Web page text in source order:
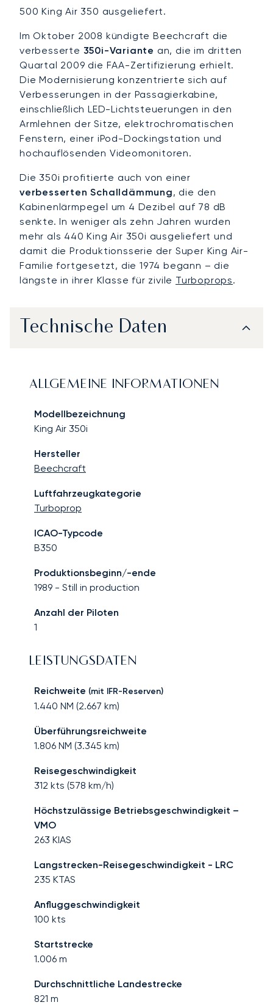
500 King Air 350 ausgeliefert.
Im Oktober 2008 kündigte Beechcraft die
verbesserte 350i-Variante an, die im dritten
Quartal 2009 die FAA-Zertifizierung erhielt.
Die Modernisierung konzentrierte sich auf
Verbesserungen in der Passagierkabine,
einschließlich LED-Lichtsteuerungen in den
Armlehnen der Sitze, elektrochromatischen
Fenstern, einer iPod-Dockingstation und
hochauflösenden Videomonitoren.
Die 350i profitierte auch von einer
verbesserten Schalldämmung, die den
Kabinenlärmpegel um 4 Dezibel auf 78 dB
senkte. In weniger als zehn Jahren wurden
mehr als 440 King Air 350i ausgeliefert und
damit die Produktionsserie der Super King Air-
Familie fortgesetzt, die 1974 begann – die
längste in ihrer Klasse für zivile Turboprops.
Technische Daten
ALLGEMEINE INFORMATIONEN
Modellbezeichnung
King Air 350i
Hersteller
Beechcraft
Luftfahrzeugkategorie
Turboprop
ICAO-Typcode
B350
Produktionsbeginn/-ende
1989 - Still in production
Anzahl der Piloten
1
LEISTUNGSDATEN
Reichweite (mit IFR-Reserven)
1.440 NM (2.667 km)
Überführungsreichweite
1.806 NM (3.345 km)
Reisegeschwindigkeit
312 kts (578 km/h)
Höchstzulässige Betriebsgeschwindigkeit –
VMO
263 KIAS
Langstrecken-Reisegeschwindigkeit - LRC
235 KTAS
Anfluggeschwindigkeit
100 kts
Startstrecke
1.006 m
Durchschnittliche Landestrecke
821 m